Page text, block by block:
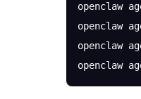
openclaw
openclaw
openclaw
openclaw